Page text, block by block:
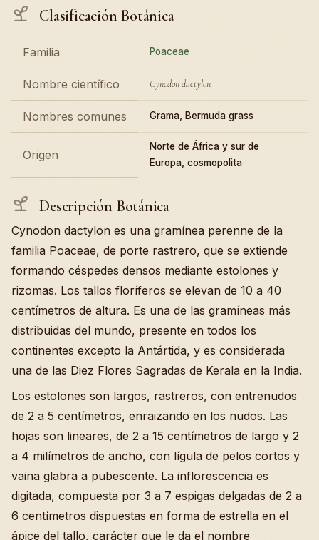
Clasificación Botánica
Familia Poaceae
Nombre científico Cynodon dactylon
Nombres comunes Grama, Bermuda grass
Origen
Norte de África y sur de
Europa, cosmopolita
Descripción Botánica
Cynodon dactylon es una gramínea perenne de la
familia Poaceae, de porte rastrero, que se extiende
formando céspedes densos mediante estolones y
rizomas. Los tallos floríferos se elevan de 10 a 40
centímetros de altura. Es una de las gramíneas más
distribuidas del mundo, presente en todos los
continentes excepto la Antártida, y es considerada
una de las Diez Flores Sagradas de Kerala en la India.
Los estolones son largos, rastreros, con entrenudos
de 2 a 5 centímetros, enraizando en los nudos. Las
hojas son lineares, de 2 a 15 centímetros de largo y 2
a 4 milímetros de ancho, con lígula de pelos cortos y
vaina glabra a pubescente. La inflorescencia es
digitada, compuesta por 3 a 7 espigas delgadas de 2 a
6 centímetros dispuestas en forma de estrella en el
ápice del tallo, carácter que le da el nombre